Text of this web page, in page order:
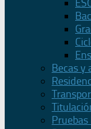
Becas y
Pruebas